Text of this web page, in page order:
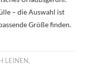
– die Auswahl ist
Größe finden.
LEINEN ,